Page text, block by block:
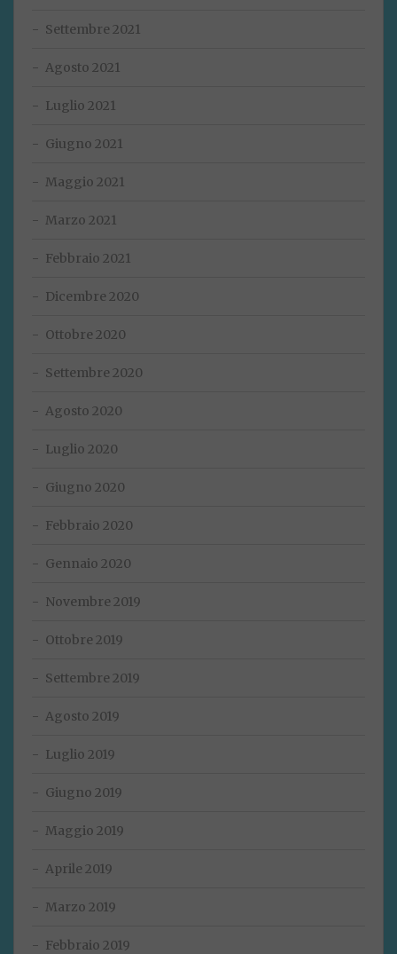
Settembre 2021
Agosto 2021
Luglio 2021
Giugno 2021
Maggio 2021
Marzo 2021
Febbraio 2021
Dicembre 2020
Ottobre 2020
Settembre 2020
Agosto 2020
Luglio 2020
Giugno 2020
Febbraio 2020
Gennaio 2020
Novembre 2019
Ottobre 2019
Settembre 2019
Agosto 2019
Luglio 2019
Giugno 2019
Maggio 2019
Aprile 2019
Marzo 2019
Febbraio 2019